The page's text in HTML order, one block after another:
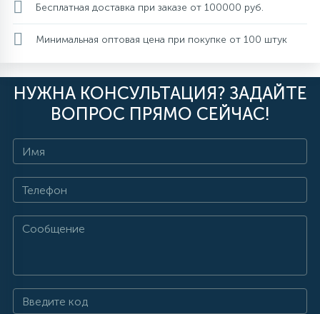
Бесплатная доставка при заказе от 100000 руб.
Минимальная оптовая цена при покупке от 100 штук
НУЖНА КОНСУЛЬТАЦИЯ? ЗАДАЙТЕ
ВОПРОС ПРЯМО СЕЙЧАС!